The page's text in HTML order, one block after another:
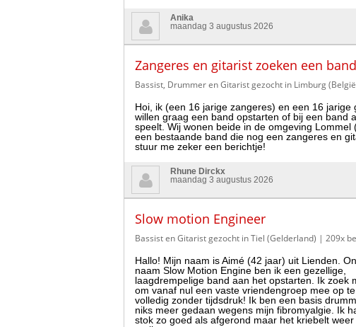
Anika
maandag 3 augustus 2026
Zangeres en gitarist zoeken een
Bassist, Drummer en Gitarist gezocht in Limburg
Hoi, ik (een 16 jarige zangeres) en een 16
willen graag een band opstarten of bij een band
speelt. Wij wonen beide in de omgeving
een bestaande band die nog een zangeres en
stuur me zeker een berichtje!
Rhune Dirckx
maandag 3 augustus 2026
Slow motion Engineer
Bassist en Gitarist gezocht in Tiel (Gelderland) | 209x
Hallo! Mijn naam is Aimé (42 jaar) uit Lienden.
naam Slow Motion Engine ben ik een gezellige,
laagdrempelige band aan het opstarten. Ik zoek
om vanaf nul een vaste vriendengroep mee op te
volledig zonder tijdsdruk! Ik ben een basis
niks meer gedaan wegens mijn fibromyalgie. Ik
stok zo goed als afgerond maar het kriebelt